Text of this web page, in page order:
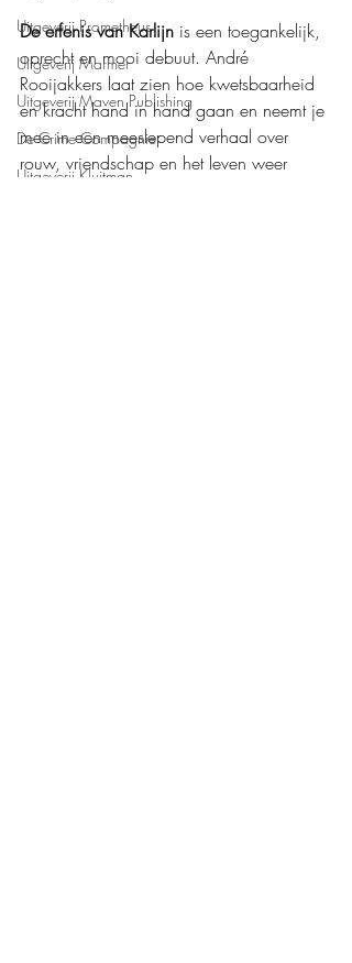
Uitgeverij Prometheus
Uitgeverij Marmer
Uitgeverij Maven Publishing
De Crime Compagnie
Uitgeverij Kluitman
De erfenis van Karlijn is een toegankelijk,
oprecht en mooi debuut. André
Rooijakkers laat zien hoe kwetsbaarheid
en kracht hand in hand gaan en neemt je
mee in een meeslepend verhaal over
rouw, vriendschap en het leven weer